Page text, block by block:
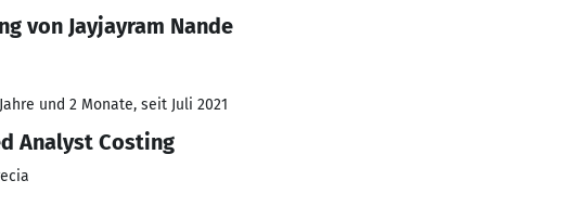
von Jayjayram Nande
und 2 Monate, seit Juli 2021
Analyst Costing